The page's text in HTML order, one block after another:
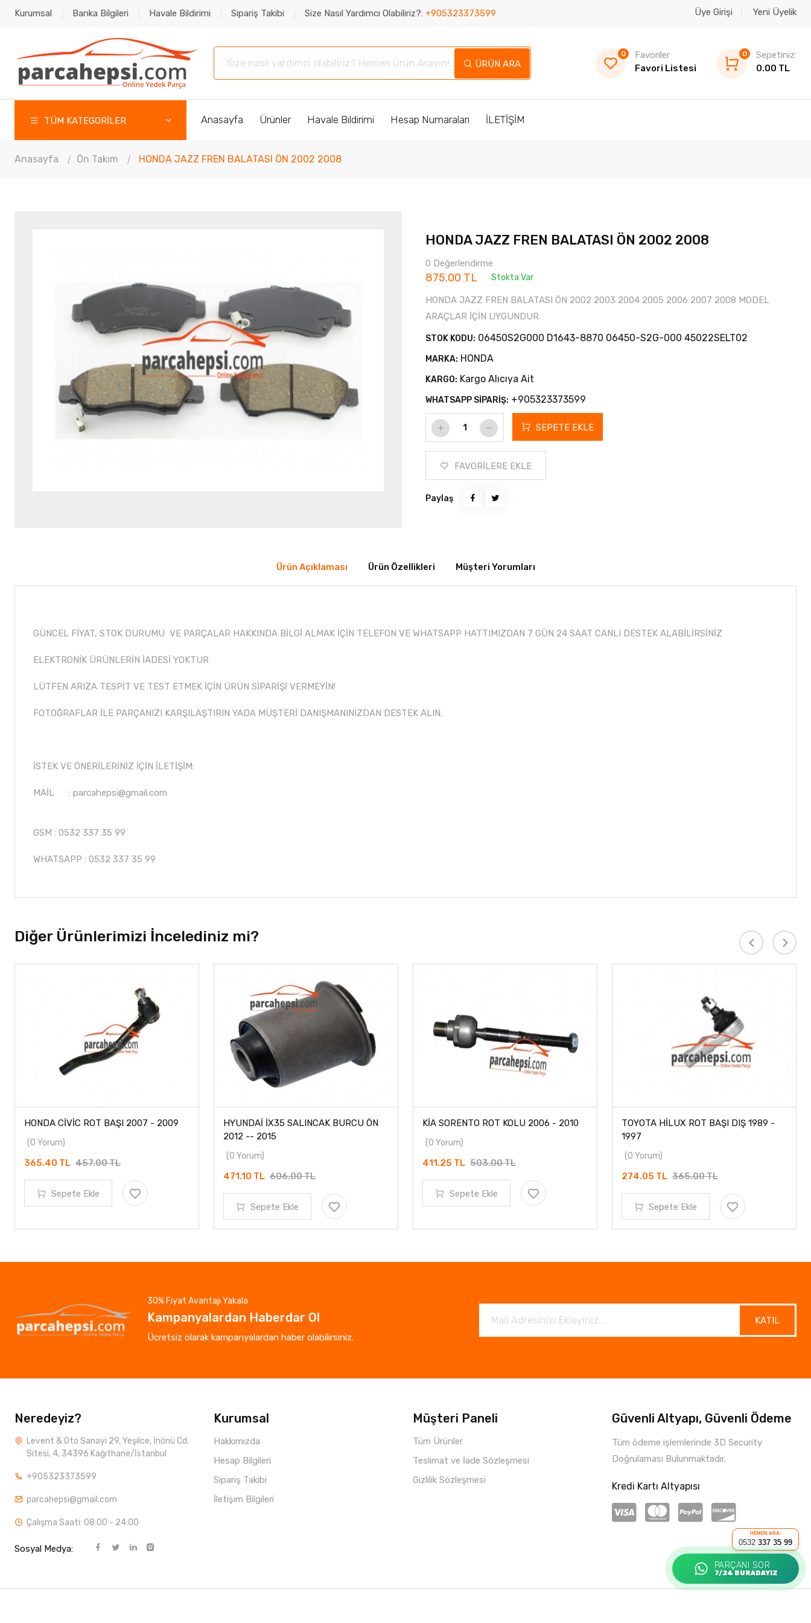
HEMEN ARA:
0532 337 35 99
PARÇANI SOR
7/24 BURADAYIZ
Kurumsal Banka Bilgileri Havale Bildirimi Sipariş Takibi Size Nasıl Yardımcı Olabiliriz?: +905323373599 Üye Girişi Yeni Üyelik
ÜRÜN ARA
0
Favoriler
Favori Listesi
0
Sepetiniz:
0.00 TL
TÜM KATEGORİLER Anasayfa Ürünler Havale Bildirimi Hesap Numaraları İLETİŞİM
Anasayfa Ön Takım HONDA JAZZ FREN BALATASI ÖN 2002 2008
HONDA JAZZ FREN BALATASI ÖN 2002 2008
0 Değerlendirme
875.00 TL Stokta Var
HONDA JAZZ FREN BALATASI ÖN 2002 2003 2004 2005 2006 2007 2008 MODEL
ARAÇLAR İÇİN UYGUNDUR.
STOK KODU: 06450S2G000 D1643-8870 06450-S2G-000 45022SELT02
MARKA: HONDA
KARGO: Kargo Alıcıya Ait
WHATSAPP SİPARİŞ: +905323373599
SEPETE EKLE
FAVORİLERE EKLE
Paylaş
Ürün Açıklaması Ürün Özellikleri Müşteri Yorumları
GÜNCEL FİYAT, STOK DURUMU VE PARÇALAR HAKKINDA BİLGİ ALMAK İÇİN TELEFON VE WHATSAPP HATTIMIZDAN 7 GÜN 24 SAAT CANLI DESTEK ALABİLİRSİNİZ
ELEKTRONİK ÜRÜNLERİN İADESİ YOKTUR
LÜTFEN ARIZA TESPİT VE TEST ETMEK İÇİN ÜRÜN SİPARİŞİ VERMEYİN!
FOTOĞRAFLAR İLE PARÇANIZI KARŞILAŞTIRIN YADA MÜŞTERİ DANIŞMANINIZDAN DESTEK ALIN.
İSTEK VE ÖNERİLERİNİZ İÇİN İLETİŞİM:
MAİL : parcahepsi@gmail.com
GSM : 0532 337 35 99
WHATSAPP : 0532 337 35 99
Diğer Ürünlerimizi İncelediniz mi?
HONDA CİVİC ROT BAŞI 2007 - 2009
(0 Yorum)
365.40 TL 457.00 TL
Sepete Ekle
HYUNDAİ İX35 SALINCAK BURCU ÖN
2012 -- 2015
(0 Yorum)
471.10 TL 606.00 TL
Sepete Ekle
KİA SORENTO ROT KOLU 2006 - 2010
(0 Yorum)
411.25 TL 503.00 TL
Sepete Ekle
TOYOTA HİLUX ROT BAŞI DIŞ 1989 -
1997
(0 Yorum)
274.05 TL 365.00 TL
Sepete Ekle
30% Fiyat Avantajı Yakala
Kampanyalardan Haberdar Ol
Ücretsiz olarak kampanyalardan haber olabilirsiniz.
KATIL
Neredeyiz?
Levent & Oto Sanayi 29, Yeşilce, İnönü Cd.
Sitesi, 4, 34396 Kağıthane/İstanbul
+905323373599
parcahepsi@gmail.com
Çalışma Saati: 08:00 - 24:00
Sosyal Medya:
Kurumsal
Hakkımızda
Hesap Bilgileri
Sipariş Takibi
İletişim Bilgileri
Müşteri Paneli
Tüm Ürünler
Teslimat ve İade Sözleşmesi
Gizlilik Sözleşmesi
Güvenli Altyapı, Güvenli Ödeme
Tüm ödeme işlemlerinde 3D Security
Doğrulaması Bulunmaktadır.
Kredi Kartı Altyapısı